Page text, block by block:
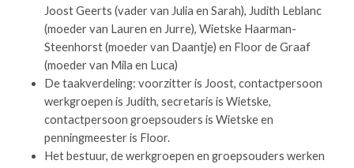
Joost Geerts (vader van Julia en Sarah), Judith Leblanc
(moeder van Lauren en Jurre), Wietske Haarman-
Steenhorst (moeder van Daantje) en Floor de Graaf
(moeder van Mila en Luca)
De taakverdeling: voorzitter is Joost, contactpersoon
werkgroepen is Judith, secretaris is Wietske,
contactpersoon groepsouders is Wietske en
penningmeester is Floor.
Het bestuur, de werkgroepen en groepsouders werken